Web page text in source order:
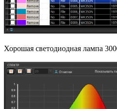
Хорошая светодиодная лампа